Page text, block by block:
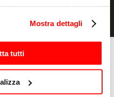
consenso in qualsiasi
sui cookie o facendo clic
sulla tua posizione
Mostra dettagli
tutti